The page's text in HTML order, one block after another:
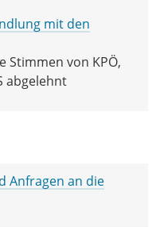
mit den
Stimmen von KPÖ,
abgelehnt
Anfragen an die